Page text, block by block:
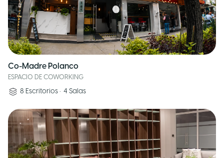
Co-Madre Polanco
ESPACIO DE COWORKING
8 Escritorios • 4 Salas